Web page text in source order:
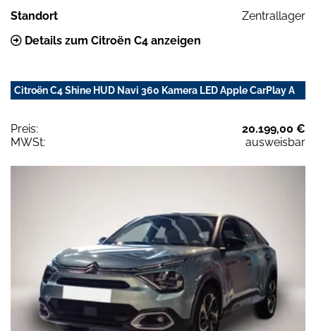
Standort
Zentrallager
Details zum Citroën C4 anzeigen
Citroën C4 Shine HUD Navi 360 Kamera LED Apple CarPlay A
Preis:
20.199,00 €
MWSt:
ausweisbar